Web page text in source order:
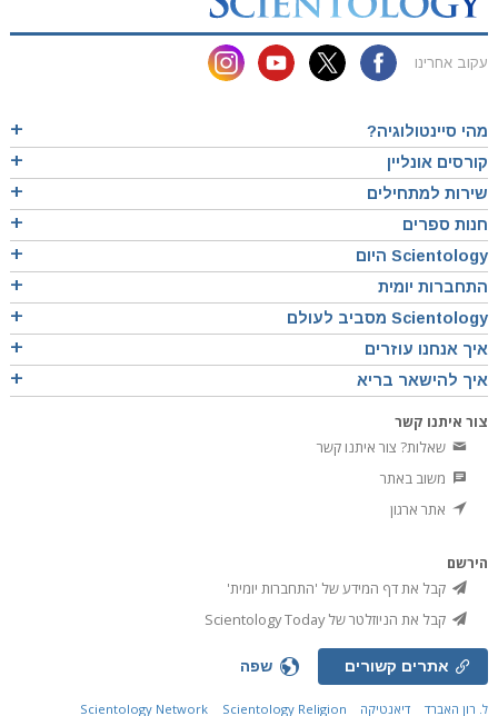
עקוב אחרינו
מהי סיינטולוגיה?
קורסים אונליין
שירות למתחילים
חנות ספרים
Scientology היום
התחברות יומית
Scientology מסביב לעולם
איך אנחנו עוזרים
איך להישאר בריא
צור איתנו קשר
שאלות? צור איתנו קשר
משוב באתר
אתר ארגון
הירשם
קבל את דף המידע של 'התחברות יומית'
קבל את הניוזלטר של Scientology Today
אתרים קשורים שפה
ל. רון האברד דיאנטיקה Scientology Network Scientology Religion